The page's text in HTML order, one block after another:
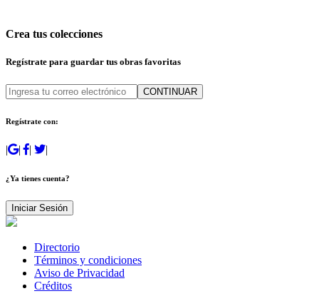
Crea tus colecciones
Regístrate para guardar tus obras favoritas
CONTINUAR
Regístrate con:
| | | |
¿Ya tienes cuenta?
Iniciar Sesión
Directorio
Términos y condiciones
Aviso de Privacidad
Créditos